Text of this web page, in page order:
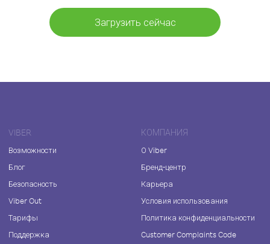
Загрузить сейчас
VIBER
Возможности
Блог
Безопасность
Viber Out
Тарифы
Поддержка
КОМПАНИЯ
О Viber
Бренд-центр
Карьера
Условия использования
Политика конфиденциальности
Customer Complaints Code